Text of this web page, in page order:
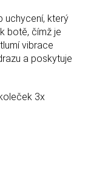
uchycení, který
botě, čímž je
vibrace
a poskytuje
3x